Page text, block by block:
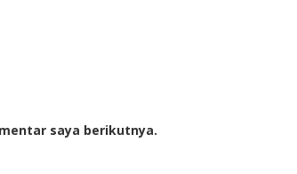
saya berikutnya.